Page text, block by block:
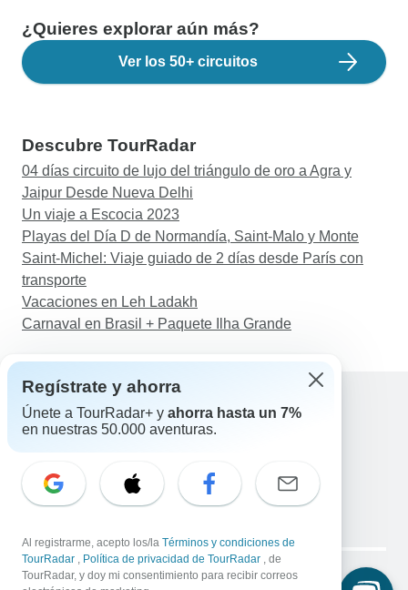
¿Quieres explorar aún más?
Ver los 50+ circuitos
Descubre TourRadar
04 días circuito de lujo del triángulo de oro a Agra y
Jaipur Desde Nueva Delhi
Un viaje a Escocia 2023
Playas del Día D de Normandía, Saint-Malo y Monte
Saint-Michel: Viaje guiado de 2 días desde París con
transporte
Vacaciones en Leh Ladakh
Carnaval en Brasil + Paquete Ilha Grande
Ayuda
Correo electrónico: support@tourradar.com
Selecciona el idioma
Copyright © TourRadar. Todos los derechos reservados.
Aviso legal Política de privacidad Cookies
Regístrate y ahorra
Únete a TourRadar+ y ahorra hasta un 7%
en nuestras 50.000 aventuras.
Al registrarme, acepto los/la Términos y condiciones de
TourRadar , Política de privacidad de TourRadar , de
TourRadar, y doy mi consentimiento para recibir correos